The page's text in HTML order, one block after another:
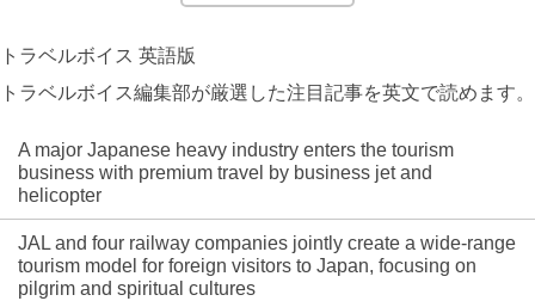
トラベルボイス 英語版
トラベルボイス編集部が厳選した注目記事を英文で読めます。
A major Japanese heavy industry enters the tourism
business with premium travel by business jet and
helicopter
JAL and four railway companies jointly create a wide-range
tourism model for foreign visitors to Japan, focusing on
pilgrim and spiritual cultures